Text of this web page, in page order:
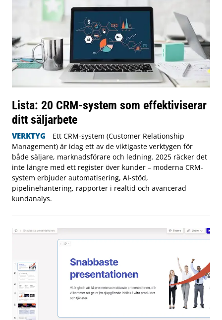
Lista: 20 CRM-system som effektiviserar
ditt säljarbete
VERKTYG
Ett CRM-system (Customer Relationship
Management) är idag ett av de viktigaste verktygen för
både säljare, marknadsförare och ledning. 2025 räcker det
inte längre med ett register över kunder – moderna CRM-
system erbjuder automatisering, AI-stöd,
pipelinehantering, rapporter i realtid och avancerad
kundanalys.